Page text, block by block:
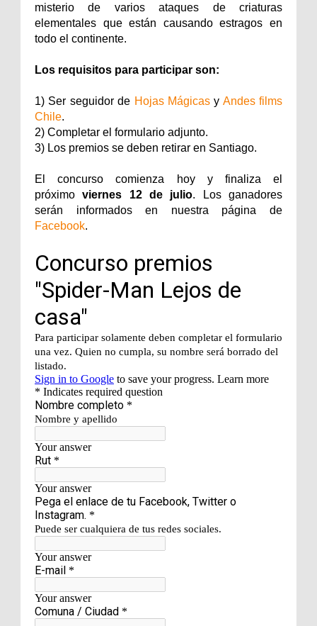
misterio de varios ataques de criaturas
elementales que están causando estragos en
todo el continente.
Los requisitos para participar son:
1) Ser seguidor de Hojas Mágicasy Andes films
Chile.
2) Completar el formulario adjunto.
3) Los premios se deben retirar en Santiago.
El concurso comienza hoy y finaliza el
próximoviernes 12 de julio. Los ganadores
serán informados en nuestra página de
Facebook.